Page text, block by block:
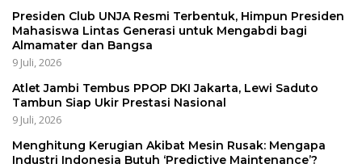
Presiden Club UNJA Resmi Terbentuk, Himpun Presiden
Mahasiswa Lintas Generasi untuk Mengabdi bagi
Almamater dan Bangsa
9 Juli, 2026
Atlet Jambi Tembus PPOP DKI Jakarta, Lewi Saduto
Tambun Siap Ukir Prestasi Nasional
9 Juli, 2026
Menghitung Kerugian Akibat Mesin Rusak: Mengapa
Industri Indonesia Butuh ‘Predictive Maintenance’?